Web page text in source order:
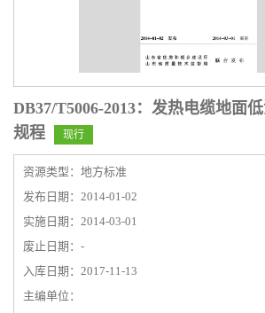
DB37/T5006-2013：发热电缆地面
规程
现行
资源类型：地方标准
发布日期：2014-01-02
实施日期：2014-03-01
废止日期：-
入库日期：2017-11-13
主编单位：